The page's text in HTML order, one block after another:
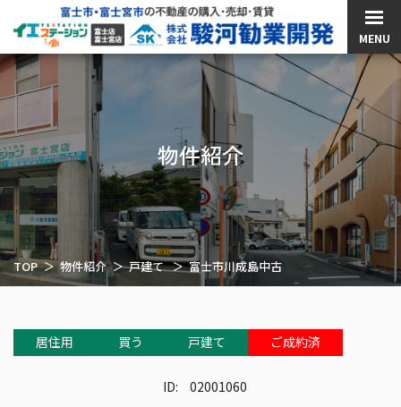
MENU
物件紹介
TOP 物件紹介 戸建て 富士市川成島中古
居住用 買う 戸建て ご成約済
ID: 02001060